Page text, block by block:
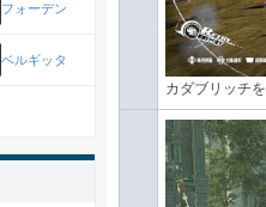
カダブリッチ
フォーデン
ベルギッタ